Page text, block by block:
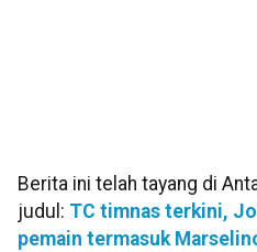
Berita ini telah tayang di
judul: TC timnas terkini,
pemain termasuk